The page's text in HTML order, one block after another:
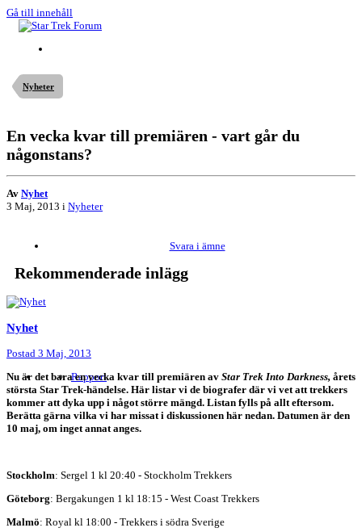
Gå till innehåll
Nyheter
En vecka kvar till premiären - vart går du
någonstans?
Av Nyhet
3 Maj, 2013 i Nyheter
Svara i ämne
Rekommenderade inlägg
Nyhet
Postad 3 Maj, 2013
Rapport
Nu är det bara en vecka kvar till premiären av Star Trek Into Darkness, årets
största Star Trek-händelse. Här listar vi de biografer där vi vet att trekkers
kommer att dyka upp i något större mängd. Listan fylls på allt eftersom.
Berätta gärna vilka vi har missat i diskussionen här nedan. Datumen är den
10 maj, om inget annat anges.
Stockholm: Sergel 1 kl 20:40 - Stockholm Trekkers
Göteborg: Bergakungen 1 kl 18:15 - West Coast Trekkers
Malmö: Royal kl 18:00 - Trekkers i södra Sverige